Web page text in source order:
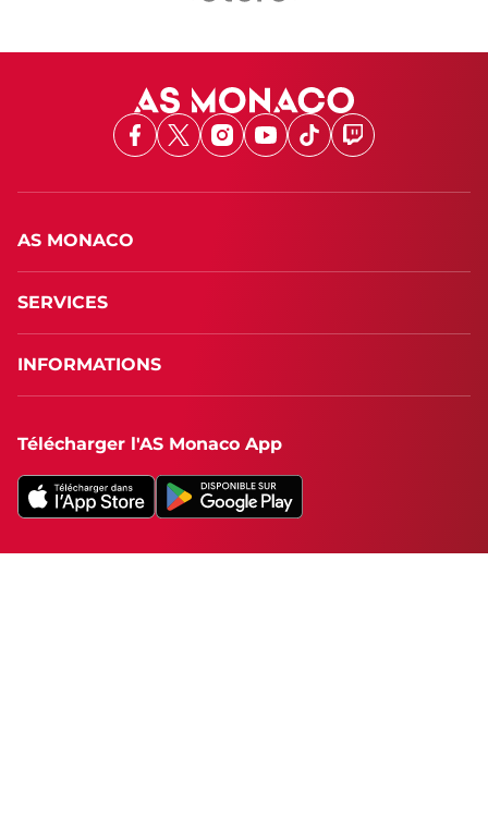
Facebook
X Instagram
Youtube
TikTokTwitch
AS MONACO
SERVICES
INFORMATIONS
Télécharger l'AS Monaco App